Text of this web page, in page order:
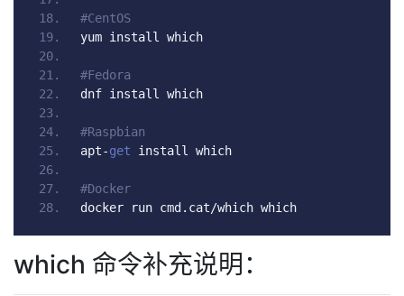
#CentOS
yum install which
#Fedora
dnf install which
#Raspbian
apt-get install which
#Docker
docker run cmd . cat/which which
which 命令补充说明：